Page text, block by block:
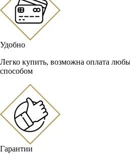
Удобно
Легко купить, возможна оплата
способом
Гарантии